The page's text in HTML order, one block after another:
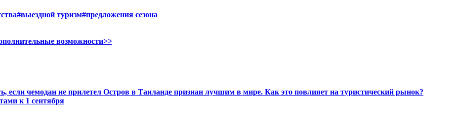
#выездной туризм#предложения сезона
возможности>>
если чемодан не прилетел Остров в Таиланде признан лучшим в мире. Как это повлияет на туристический рынок?
к 1 сентября